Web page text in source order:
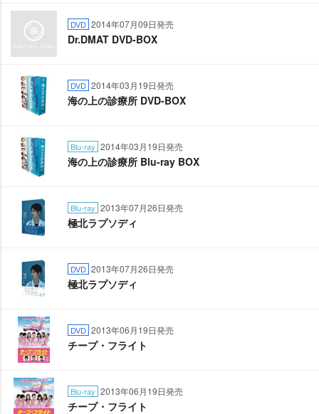
DVD 2014年07月09日発売
Dr.DMAT DVD-BOX
DVD 2014年03月19日発売
海の上の診療所 DVD-BOX
Blu-ray 2014年03月19日発売
海の上の診療所 Blu-ray BOX
Blu-ray 2013年07月26日発売
極北ラプソディ
DVD 2013年07月26日発売
極北ラプソディ
DVD 2013年06月19日発売
チープ・フライト
Blu-ray 2013年06月19日発売
チープ・フライト